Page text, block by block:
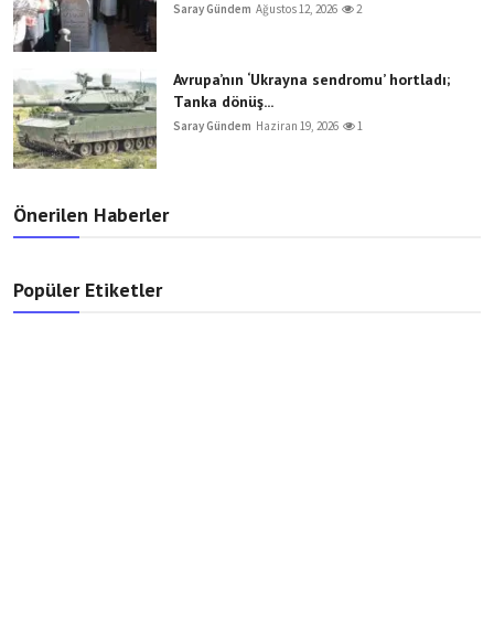
Saray Gündem Ağustos 12, 2026 2
Avrupa’nın ‘Ukrayna sendromu’ hortladı;
Tanka dönüş...
Saray Gündem Haziran 19, 2026 1
Önerilen Haberler
Popüler Etiketler